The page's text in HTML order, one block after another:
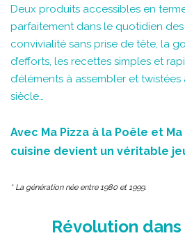
Deux produits accessibles en
parfaitement dans le quotidien des
convivialité sans prise de tête, la
d’efforts, les recettes simples et
d’éléments à assembler et
siècle…
Avec Ma Pizza à la Poêle et
cuisine devient un véritable
* La génération née entre 1980 et 1999.
Révolution